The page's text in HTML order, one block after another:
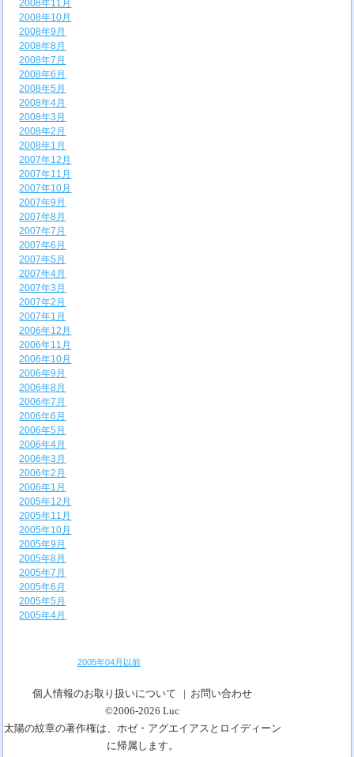
2008年11月
2008年10月
2008年9月
2008年8月
2008年7月
2008年6月
2008年5月
2008年4月
2008年3月
2008年2月
2008年1月
2007年12月
2007年11月
2007年10月
2007年9月
2007年8月
2007年7月
2007年6月
2007年5月
2007年4月
2007年3月
2007年2月
2007年1月
2006年12月
2006年11月
2006年10月
2006年9月
2006年8月
2006年7月
2006年6月
2006年5月
2006年4月
2006年3月
2006年2月
2006年1月
2005年12月
2005年11月
2005年10月
2005年9月
2005年8月
2005年7月
2005年6月
2005年5月
2005年4月
2005年04月以前
個人情報のお取り扱いについて
お問い合わせ
©2006-2026Luc
太陽の紋章の著作権は、ホゼ・アグエイアスとロイディーン
に帰属します。